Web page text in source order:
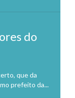
do
que da
prefeito da...